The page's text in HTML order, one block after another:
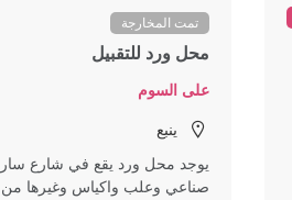
تمت المخارجة
محل ورد للتقبيل
على السوم
ينبع
يوجد محل ورد يقع في شارع
صناعي وعلب واكياس وغيرها من